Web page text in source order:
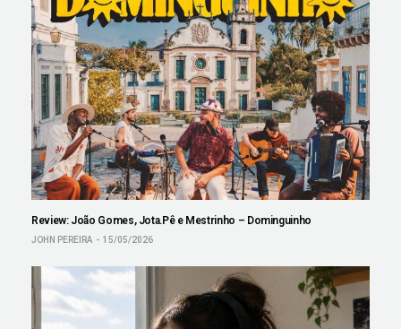
Review: João Gomes, Jota.Pê e Mestrinho – Dominguinho
JOHN PEREIRA 15/05/2026